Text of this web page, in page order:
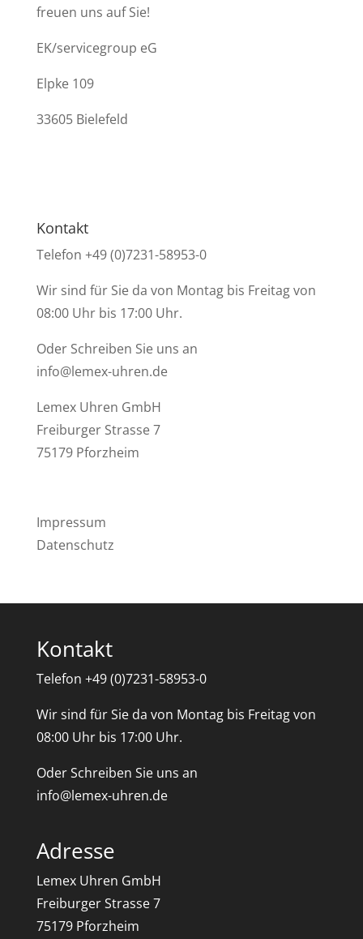
freuen uns auf Sie!
EK/servicegroup eG
Elpke 109
33605 Bielefeld
Kontakt
Telefon +49 (0)7231-58953-0
Wir sind für Sie da von Montag bis Freitag von
08:00 Uhr bis 17:00 Uhr.
Oder Schreiben Sie uns an
info@lemex-uhren.de
Lemex Uhren GmbH
Freiburger Strasse 7
75179 Pforzheim
Impressum
Datenschutz
Kontakt
Telefon +49 (0)7231-58953-0
Wir sind für Sie da von Montag bis Freitag von
08:00 Uhr bis 17:00 Uhr.
Oder Schreiben Sie uns an
info@lemex-uhren.de
Adresse
Lemex Uhren GmbH
Freiburger Strasse 7
75179 Pforzheim